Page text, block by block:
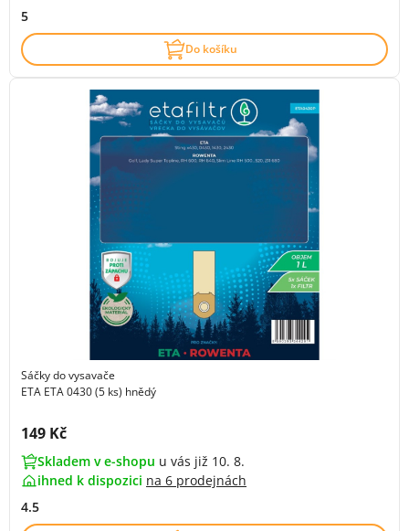
5
Do košíku
Sáčky do vysavače
ETA ETA 0430 (5 ks) hnědý
Cena s DPH:
149 Kč
Skladem v e-shopu u vás již 10. 8.
ihned k dispozici na 6 prodejnách
4.5